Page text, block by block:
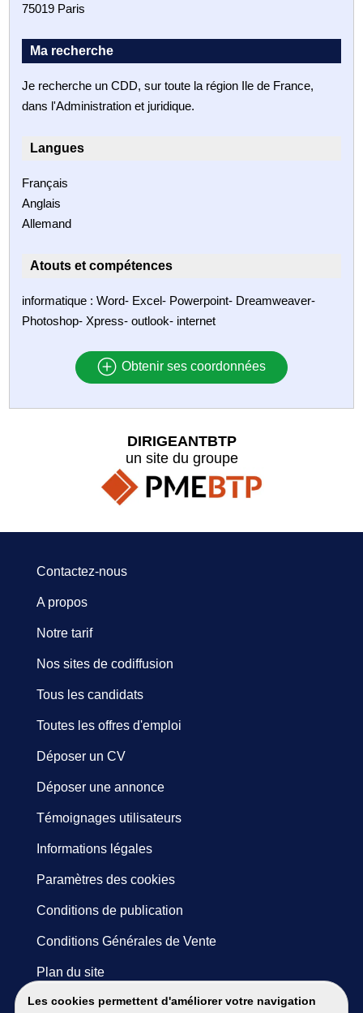
75019 Paris
Ma recherche
Je recherche un CDD, sur toute la région Ile de France,
dans l'Administration et juridique.
Langues
Français
Anglais
Allemand
Atouts et compétences
informatique : Word- Excel- Powerpoint- Dreamweaver-
Photoshop- Xpress- outlook- internet
Obtenir ses coordonnées
Les cookies permettent d'améliorer votre navigation
DIRIGEANTBTP
un site du groupe
Contactez-nous
A propos
Notre tarif
Nos sites de codiffusion
Tous les candidats
Toutes les offres d'emploi
Déposer un CV
Déposer une annonce
Témoignages utilisateurs
Informations légales
Paramètres des cookies
Conditions de publication
Conditions Générales de Vente
Plan du site